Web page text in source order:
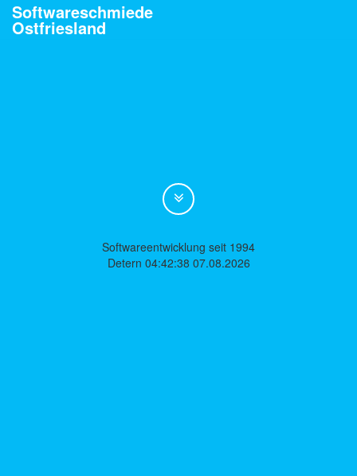
Softwareschmiede
Ostfriesland
Softwareentwicklung seit 1994
Detern 04:42:38 07.08.2026